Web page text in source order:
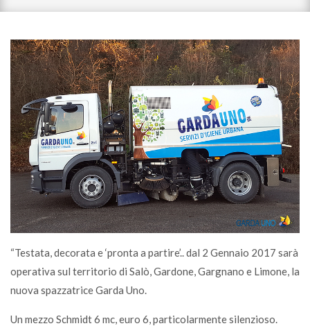
“Testata, decorata e ‘pronta a partire’.. dal 2 Gennaio 2017 sarà
operativa sul territorio di Salò, Gardone, Gargnano e Limone, la
nuova spazzatrice Garda Uno.
Un mezzo Schmidt 6 mc, euro 6, particolarmente silenzioso.